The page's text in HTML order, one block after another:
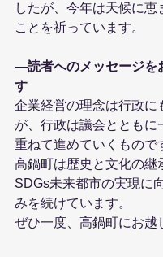
したが、今年は天候に恵
ことを祈っています。
―読者へのメッセージを
す
企業経営の理念は行政に
が、行政は議会とともに
重ねて進めていくもので
高鍋町は歴史と文化の継
SDGs未来都市の実現に
みを続けています。
ぜひ一度、高鍋町にお越